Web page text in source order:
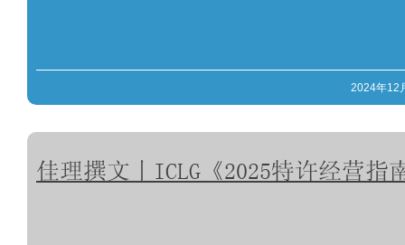
2024年12
佳理撰文丨ICLG《2025特许经营